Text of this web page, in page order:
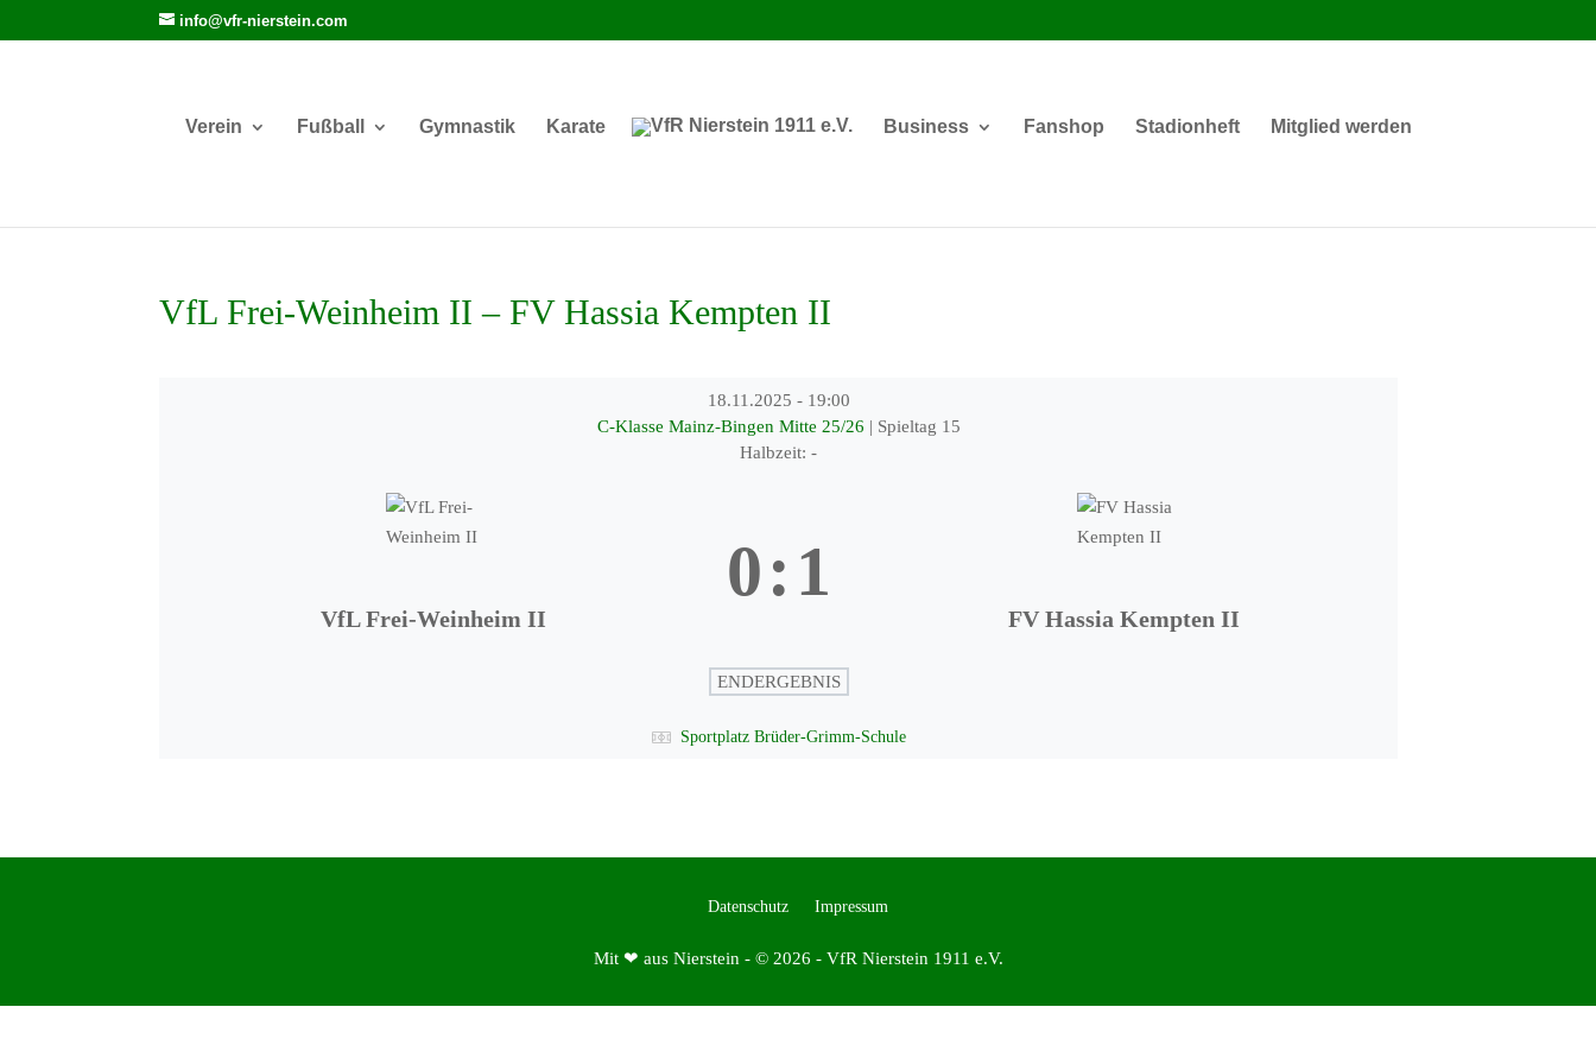
info@vfr-nierstein.com
Verein Fußball Gymnastik Karate Business Fanshop Stadionheft Mitglied werden
VfL Frei-Weinheim II – FV Hassia Kempten II
18.11.2025 - 19:00
C-Klasse Mainz-Bingen Mitte 25/26 | Spieltag 15
Halbzeit: -
VfL Frei-Weinheim II
0:1
FV Hassia Kempten II
ENDERGEBNIS
Sportplatz Brüder-Grimm-Schule
Datenschutz Impressum
Mit ❤ aus Nierstein - © 2026 - VfR Nierstein 1911 e.V.